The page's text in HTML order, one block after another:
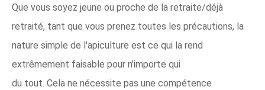
Que vous soyez jeune ou proche de la retraite/déjà
retraité, tant que vous prenez toutes les précautions, la
nature simple de l'apiculture est ce qui la rend
extrêmement faisable pour n'importe qui
du tout. Cela ne nécessite pas une compétence